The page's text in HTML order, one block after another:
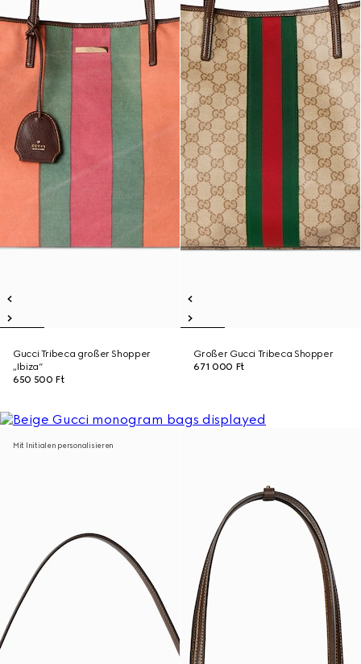
Gucci Tribeca großer Shopper
„Ibiza“
650 500 Ft
Großer Gucci Tribeca Shopper
671 000 Ft
Mit Initialen personalisieren